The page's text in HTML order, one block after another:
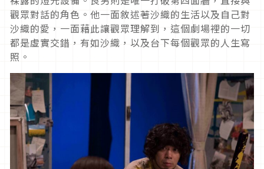
觀眾對話的角色。他一面敘述著沙織的生活以及自己對
沙織的愛，一面藉此讓觀眾理解到，這個劇場裡的一切
都是虛實交錯，有如沙織，以及台下每個觀眾的人生寫
照。